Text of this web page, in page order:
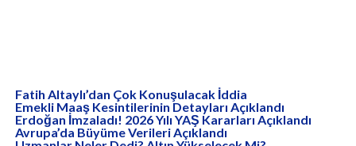
Fatih Altaylı’dan Çok Konuşulacak İddia
Emekli Maaş Kesintilerinin Detayları Açıklandı
Erdoğan İmzaladı! 2026 Yılı YAŞ Kararları Açıklandı
Avrupa’da Büyüme Verileri Açıklandı